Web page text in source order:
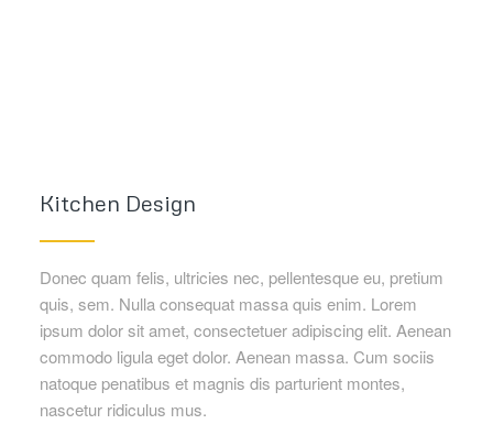
Kitchen Design
Donec quam felis, ultricies nec, pellentesque eu, pretium
quis, sem. Nulla consequat massa quis enim. Lorem
ipsum dolor sit amet, consectetuer adipiscing elit. Aenean
commodo ligula eget dolor. Aenean massa. Cum sociis
natoque penatibus et magnis dis parturient montes,
nascetur ridiculus mus.